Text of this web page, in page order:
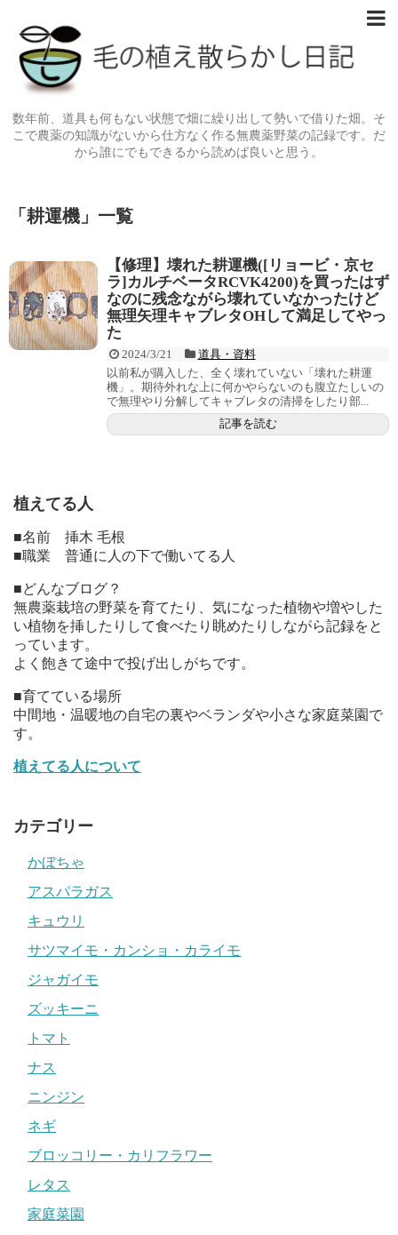
数年前、道具も何もない状態で畑に繰り出して勢いで借りた畑。そ
こで農薬の知識がないから仕方なく作る無農薬野菜の記録です。だ
から誰にでもできるから読めば良いと思う。
「 耕運機 」 一覧
【修理】壊れた耕運機([リョービ・京セ
ラ]カルチベータRCVK4200)を買ったはず
なのに残念ながら壊れていなかったけど
無理矢理キャブレタOHして満足してやっ
た
2024/3/21
道具・資料
以前私が購入した、全く壊れていない「壊れた耕運
機」。期待外れな上に何かやらないのも腹立たしいの
で無理やり分解してキャブレタの清掃をしたり部...
記事を読む
植えてる人
■名前 挿木 毛根
■職業 普通に人の下で働いてる人
■どんなブログ？
無農薬栽培の野菜を育てたり、気になった植物や増やした
い植物を挿したりして食べたり眺めたりしながら記録をと
っています。
よく飽きて途中で投げ出しがちです。
■育てている場所
中間地・温暖地の自宅の裏やベランダや小さな家庭菜園で
す。
植えてる人について
カテゴリー
かぼちゃ
アスパラガス
キュウリ
サツマイモ・カンショ・カライモ
ジャガイモ
ズッキーニ
トマト
ナス
ニンジン
ネギ
ブロッコリー・カリフラワー
レタス
家庭菜園